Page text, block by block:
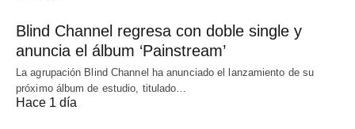
Blind Channel regresa con doble single y
anuncia el álbum ‘Painstream’
La agrupación Blind Channel ha anunciado el lanzamiento de su
próximo álbum de estudio, titulado…
Hace 1 día